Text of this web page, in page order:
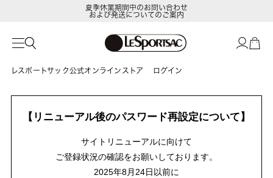
夏季休業期間中のお問い合わせ
および発送についてのご案内
レスポートサック公式オンラインストア ログイン
【リニューアル後のパスワード再設定について】
サイトリニューアルに向けて
ご登録状況の確認をお願いしております。
2025年8月24日以前に